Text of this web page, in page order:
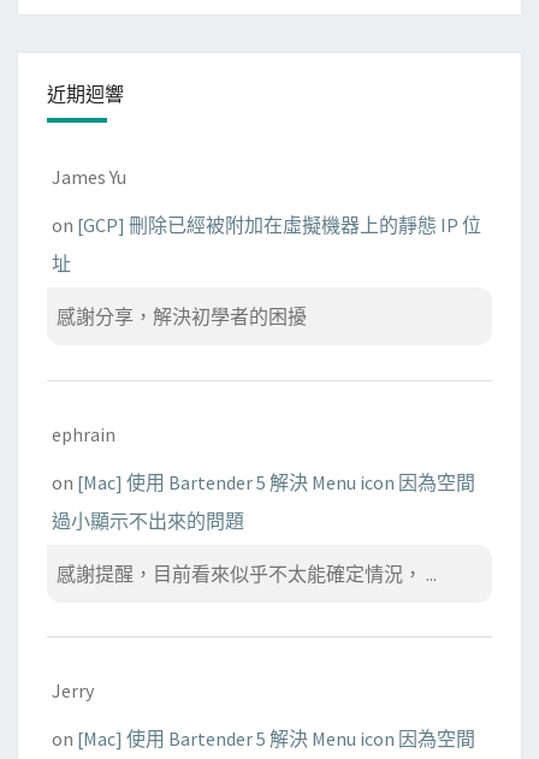
近期迴響
James Yu
on [GCP] 刪除已經被附加在虛擬機器上的靜態 IP 位
址
感謝分享，解決初學者的困擾
ephrain
on [Mac] 使用 Bartender 5 解決 Menu icon 因為空間
過小顯示不出來的問題
感謝提醒，目前看來似乎不太能確定情況， ...
Jerry
on [Mac] 使用 Bartender 5 解決 Menu icon 因為空間